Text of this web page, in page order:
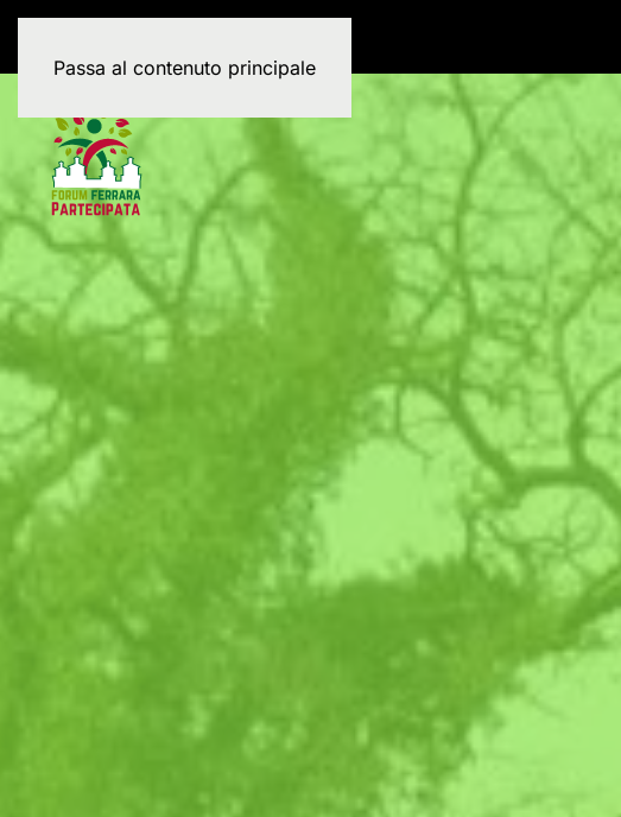
Passa al contenuto principale